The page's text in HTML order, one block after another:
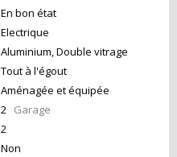
En bon état
Electrique
Aluminium, Double vitrage
Tout à l'égout
Aménagée et équipée
2 Garage
2
Non